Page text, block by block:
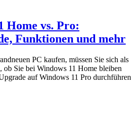
Home vs. Pro:
Funktionen und mehr
PC kaufen, müssen Sie sich als
ob Sie bei Windows 11 Home bleiben
auf Windows 11 Pro durchführen